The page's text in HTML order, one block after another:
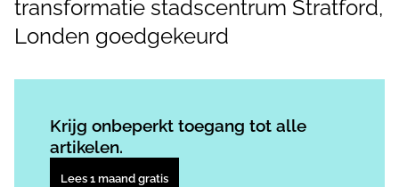
transformatie stadscentrum Stratford,
Londen goedgekeurd
Krijg onbeperkt toegang tot alle
artikelen.
Lees 1 maand gratis